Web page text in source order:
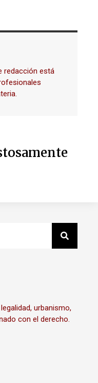
redacción está
urbanismo,
con el derecho.